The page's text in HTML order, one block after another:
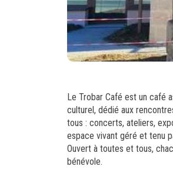
Le Trobar Café est un café
culturel, dédié aux
tous : concerts, ateliers,
espace vivant géré et tenu
Ouvert à toutes et tous,
bénévole.